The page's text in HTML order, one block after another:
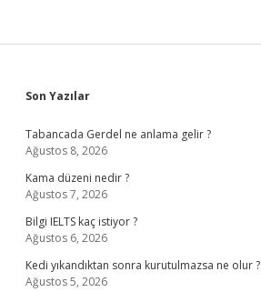
Sidebar
Son Yazılar
Tabancada Gerdel ne anlama gelir ?
Ağustos 8, 2026
Kama düzeni nedir ?
Ağustos 7, 2026
Bilgi IELTS kaç istiyor ?
Ağustos 6, 2026
Kedi yıkandıktan sonra kurutulmazsa ne olur ?
Ağustos 5, 2026